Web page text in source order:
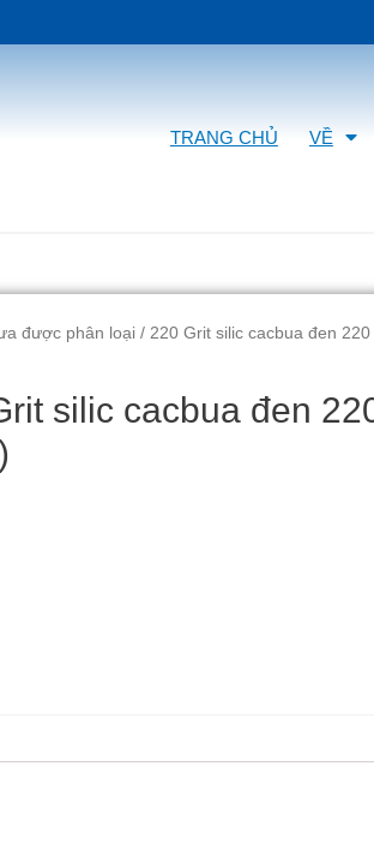
TRANG CHỦ VỀ
được phân loại / 220 Grit silic cacbua đen 220
silic cacbua đen